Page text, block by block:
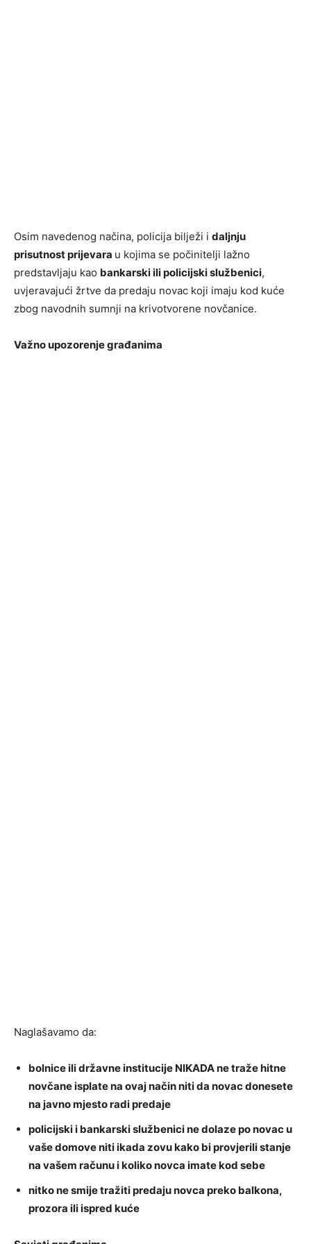
Osim navedenog načina, policija bilježi i daljnju
prisutnost prijevara u kojima se počinitelji lažno
predstavljaju kao bankarski ili policijski službenici,
uvjeravajući žrtve da predaju novac koji imaju kod kuće
zbog navodnih sumnji na krivotvorene novčanice.
Važno upozorenje građanima
Naglašavamo da:
bolnice ili državne institucije NIKADA ne traže hitne
novčane isplate na ovaj način niti da novac donesete
na javno mjesto radi predaje
policijski i bankarski službenici ne dolaze po novac u
vaše domove niti ikada zovu kako bi provjerili stanje
na vašem računu i koliko novca imate kod sebe
nitko ne smije tražiti predaju novca preko balkona,
prozora ili ispred kuće